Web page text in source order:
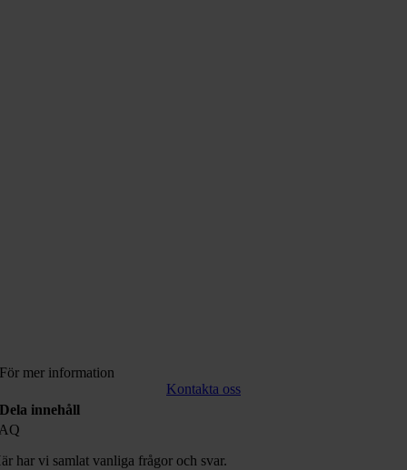
För mer information
Kontakta oss
Dela innehåll
har vi samlat vanliga frågor och svar.